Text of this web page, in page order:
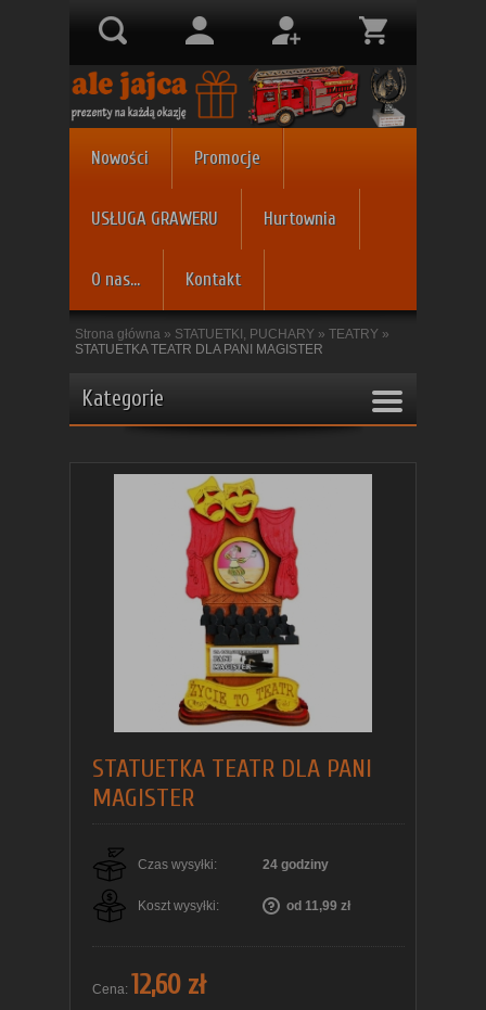
Nowości Promocje
USŁUGA GRAWERU Hurtownia
O nas... Kontakt
Strona główna » STATUETKI, PUCHARY » TEATRY »
STATUETKA TEATR DLA PANI MAGISTER
Kategorie
STATUETKA TEATR DLA PANI
MAGISTER
Czas wysyłki: 24 godziny
Koszt wysyłki: od 11,99 zł
Cena: 12,60 zł